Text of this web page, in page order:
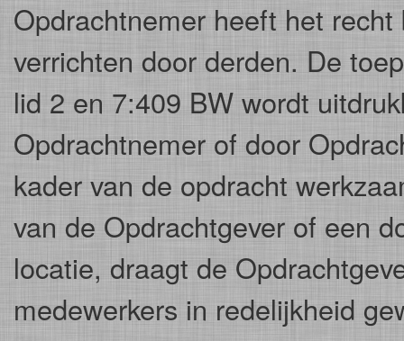
Opdrachtnemer heeft het
verrichten door derden. De
lid 2 en 7:409 BW wordt
Opdrachtnemer of door
kader van de opdracht
van de Opdrachtgever of een
locatie, draagt de
medewerkers in redelijkheid